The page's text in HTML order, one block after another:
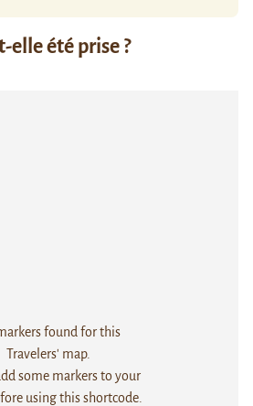
elle été prise ?
found for this
Travelers' map.
some markers to your
using this shortcode.